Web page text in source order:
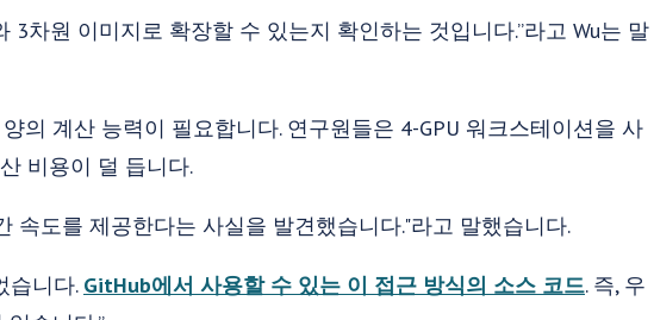
3차원 이미지로 확장할 수 있는지 확인하는 것입니다.”라고 Wu는 말
의 계산 능력이 필요합니다. 연구원들은 4-GPU 워크스테이션을 사
비용이 덜 듭니다.
속도를 제공한다는 사실을 발견했습니다."라고 말했습니다.
습니다. GitHub에서 사용할 수 있는 이 접근 방식의 소스 코드. 즉, 우